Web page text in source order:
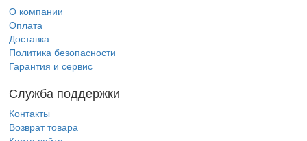
О компании
Оплата
Доставка
Политика безопасности
Гарантия и сервис
Служба поддержки
Контакты
Возврат товара